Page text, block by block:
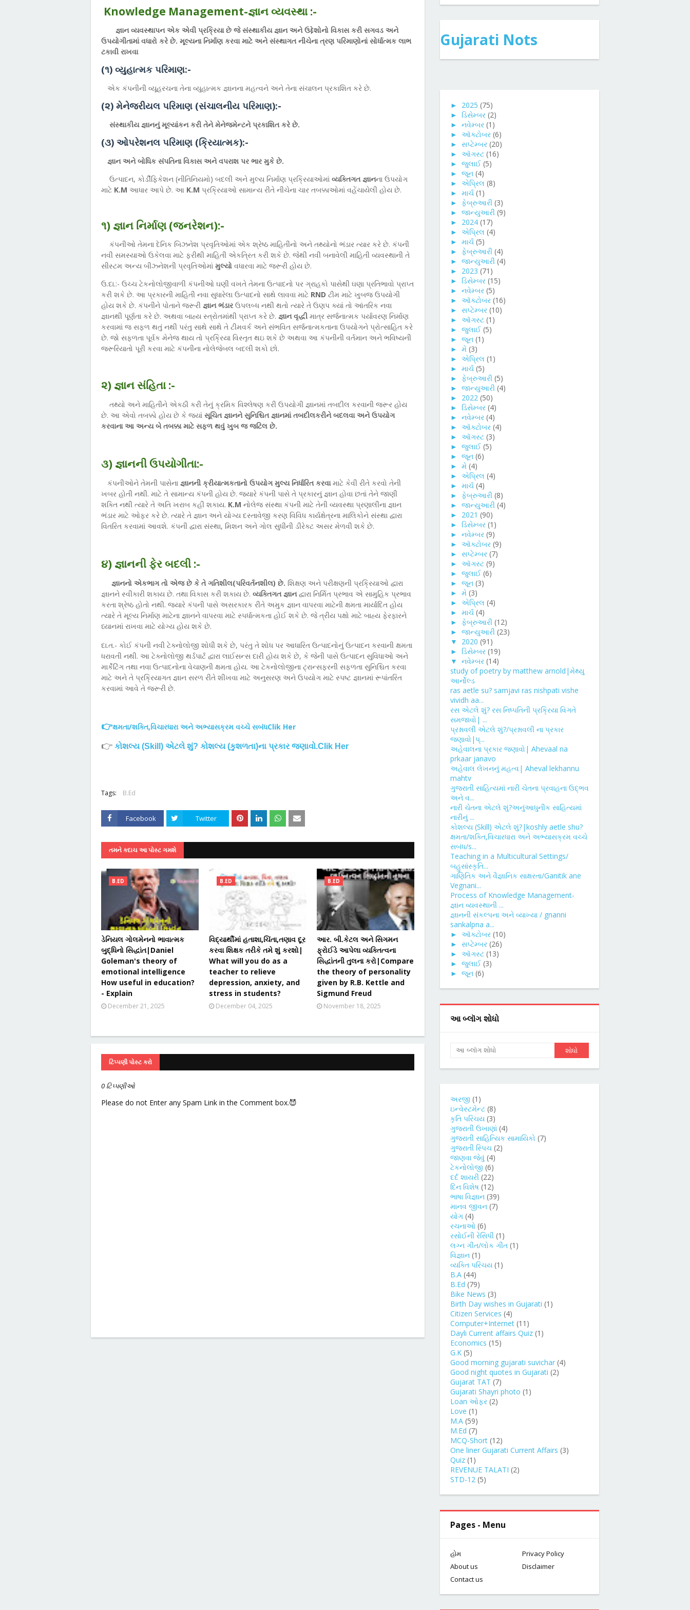
Knowledge Management-જ્ઞાન વ્યવસ્થા :-
જ્ઞાન વ્યવસ્થાપન એક એવી પ્રક્રિયા છે જે સંસ્થાકીય જ્ઞાન અને ઉદ્દેશોનો વિકાસ કરી સગવડ અને
ઉપયોગીતામાં વધારો કરે છે. મૂલ્યના નિર્માણ કરવા માટે અને સંસ્થાગત નીચેના ત્રણ પરિમાણોનાં સોર્ધાત્મક લાભ
ટકાવી રાખવા
(૧) વ્યુહાત્મક પરિમાણ:-
એક કંપનીની વ્યૂહરચના તેના વ્યુહાત્મક જ્ઞાનના મહત્વને અને તેના સંચાલન પ્રકાશિત કરે છે.
(૨) મેનેજરીયલ પરિમાણ (સંચાલનીય પરિમાણ):-
સંસ્થાકીય જ્ઞાનનું મૂલ્યાંકન કરી તેને મેનેજમેન્ટને પ્રકાશિત કરે છે.
(૩) ઓપરેશનલ પરિમાણ (ક્રિયાત્મક):-
જ્ઞાન અને બોધિક સંપતિના વિકાસ અને વપરાશ પર ભાર મુકે છે.
ઉત્પાદન, કોર્ડીફિકેશન (નીતિનિયમો) બદલી અને મુલ્ય નિર્માણ પ્રક્રિયાઓમાં વ્યક્તિગત જ્ઞાનના ઉપયોગ
માટે K.M આધાર આપે છે. આ K.M પ્રક્રિયાઓ સામાન્ય રીતે નીચેના ચાર તબક્કાઓમાં વહેંચાયેલી હોય છે.
૧) જ્ઞાન નિર્માણ (જનરેશન):-
કંપનીઓ તેમના દેનિક બિઝનેશ પ્રવૃતિઓમાં એક શ્રેષ્ઠ માહિતીનો અને તથ્યોનો ભંડાર ત્યાર કરે છે. કંપની
નવી સમસ્યાઓ ઉકેલવા માટે ફરીથી માહિતી એકત્રિત કરી શકે છે. જેથી નવી બનાવેલી માહિતી વ્યવસ્થાની તે
સીસ્ટમ અન્ય બીઝ્નેશની પ્રવૃતિઓમાં મુલ્યો વધારવા માટે જરૂરી હોય છે.
ઉ.દા.:- ઉચ્ચ ટેકનોલોજીવાળી કંપનીઓ ઘણી વખતે તેમના ઉત્પાદનો પર ગ્રાહકો પાસેથી ઘણા પ્રતિભાવો પ્રાપ્ત
કરી શકે છે. આ પ્રકારની માહિતી નવા સુધારેલા ઉત્પાદનો સાથે લાવવા માટે RND ટીમ માટે ખુબજ ઉપયોગી
હોય શકે છે. કંપનીને પોતાને જરૂરી જ્ઞાન ભંડાર ઉપલબ્ધ નથી થતો ત્યારે તે ઉણપ ક્યાં તો આંતરિક નવા
જ્ઞાનથી પૂર્ણતા કરે છે. અથવા બાહ્ય સ્ત્રોતમાંથી પ્રાપ્ત કરે છે. જ્ઞાન વૃદ્ધી માત્ર સર્જનાત્મક પર્યાવરણ નિર્માણ
કરવામાં જ સફળ થતું નથી પરંતુ સાથે સાથે તે ટીમવર્ક અને સંભવિત સર્જનાત્મકતાના ઉપયોગને પ્રોત્સાહિત કરે
છે. જો સફળતા પૂર્વક મેનેજ થાય તો પ્રક્રિયા વિસ્તૃત થઇ શકે છે અથવા આ કંપનીની વર્તમાન અને ભવિષ્યની
જરૂરિયાતો પૂરી કરવા માટે કંપનીના નોલેજેબલ બદલી શકો છો.
૨) જ્ઞાન સંહિતા :-
તથ્યો અને માહિતીને એકઠી કરી તેનું ક્રમિક વિશ્લેષણ કરી ઉપયોગી જ્ઞાનમાં તબદીલ કરવાની જરૂર હોય
છે. આ એવો તબક્કો હોય છે કે જ્યાં સૂચિત જ્ઞાનને સુનિશ્ચિત જ્ઞાનમાં તબદીલકરીને બદલવા અને ઉપયોગ
કરવાના આ અન્ય બે તબક્કા માટે સફળ થવું ખુબ જ જટિલ છે.
૩) જ્ઞાનની ઉપયોગીતા:-
કંપનીઓને તેમની પાસેના જ્ઞાનની ક્રીયાત્મકતાનો ઉપયોગ મુલ્ય નિર્ધારિત કરવામાટે કેવી રીતે કરવો તેની
ખબર હોતી નથી. માટે તે સામાન્ય કંપની હોય છે. જ્યારે કંપની પાસે તે પ્રકારનું જ્ઞાન હોવા છતાં તેને જાણી
શક્તિ નથી ત્યારે તે અતિ ખરાબ કહી શકાય. K.M નોલેજ સંસ્થા કંપની માટે તેની વ્યવસ્થા પ્રણાલીના જ્ઞાન
ભંડાર માટે ઓફર કરે છે. ત્યારે તે જ્ઞાન અને યોગ્ય દસ્તાવેજી કરણ વિવિધ કાર્યક્ષેત્રના માલિકોને સંસ્થા દ્વારા
વિતરિત કરવામાં આવશે. કંપની દ્વારા સંસ્થા, મિશન અને ગોલ સુધીની ડીરેક્ટ અસર મેળવી શકે છે.
૪) જ્ઞાનની ફેર બદલી :-
જ્ઞાનનો એકભાગ તો એજ છે કે તે ગતિશીલ(પરિવર્તનશીલ) છે. શિક્ષણ અને પરીક્ષણની પ્રક્રિયાઓ દ્વારા
જ્ઞાનને સ્વીકારી શકાય છે. તથા વિકાસ કરી શકાય છે. વ્યક્તિગત જ્ઞાનદ્વારા નિર્મિત પ્રભાવ એ સામુહિક પ્રભાવ
કરતા શ્રેષ્ઠ હોતો નથી. જ્યારે કંપની પાસે અસરકારક રીતે અમુક જ્ઞાન વાપરવા માટેની ક્ષમતા માર્યાદિત હોય
ત્યારે તે મૂલ્ય નિર્માણ માટેના જ્ઞાનને વાપરવા માટે સ્પર્ધાત્મકતા હોઈ શકે છે. જે ત્રીય પક્ષો માટે બાહ્ય ફેરફારને
ધ્યાનમાં રાખવા માટે યોગ્ય હોય શકે છે.
દા.ત.- કોઈ કંપની નવી ટેક્નોલોજી શોધી શકે છે, પરંતુ તે શોધ પર આધારિત ઉત્પાદનોનું ઉત્પાદન કરવાની ક્ષમતા
ધરાવતી નથી. આ ટેક્નોલોજી થર્ડપાર્ટ દ્વારા લાઈસન્સ દારી હોય શકે છે, કે જેની પાસે ઉત્પાદન સુવિધાઓ અને
માર્કેટિંગ તથા નવા ઉત્પાદનોના વેચાણની ક્ષમતા હોય. આ ટેકનોલોજીના ટ્રાન્સફરની સફળતા સુનિશ્ચિત કરવા
માટે અને તે પ્રક્રિયાગત જ્ઞાન સરળ રીતે શીખવા માટે અનુસરણ અને ઉપયોગ માટે સ્પષ્ટ જ્ઞાનમાં રૂપાંતરિત
કરવામાં આવે તે જરૂરી છે.
👉ક્ષમતા/શક્તિ,વિચારધારા અને અભ્યાસક્રમ વચ્ચે સબંધClik Her
👉 કોશલ્ય (Skill) એટલે શું? કોશલ્ય (કુશળતા)ના પ્રકાર જણાવો.Clik Her
Tags: B.Ed
Facebook Twitter
તમને કદાચ આ પોસ્ટ ગમશે
B.ED
ડેનિયલ ગોલમેનનો ભાવાત્મક
બુદ્ધિનો સિદ્ધાંત|Daniel
Goleman's theory of
emotional intelligence
How useful in education?
- Explain
December 21, 2025
B.ED
વિદ્યાર્થીમાં હતાશા,ચિંતા,તણાવ દૂર
કરવા શિક્ષક તરીકે તમે શું કરશો|
What will you do as a
teacher to relieve
depression, anxiety, and
stress in students?
December 04, 2025
B.ED
આર. બી.કેટલ અને સિગમન
ફ્રોઈડે આપેલા વ્યક્તિત્વના
સિદ્ધાંતની તુલના કરો|Compare
the theory of personality
given by R.B. Kettle and
Sigmund Freud
November 18, 2025
ટિપ્પણી પોસ્ટ કરો
0 ટિપ્પણીઓ
Please do not Enter any Spam Link in the Comment box.😈
Gujarati Nots
► 2025 (75)
► ડિસેમ્બર (2)
► નવેમ્બર (1)
► ઑક્ટોબર (6)
► સપ્ટેમ્બર (20)
► ઑગસ્ટ (16)
► જુલાઈ (5)
► જૂન (4)
► એપ્રિલ (8)
► માર્ચ (1)
► ફેબ્રુઆરી (3)
► જાન્યુઆરી (9)
► 2024 (17)
► એપ્રિલ (4)
► માર્ચ (5)
► ફેબ્રુઆરી (4)
► જાન્યુઆરી (4)
► 2023 (71)
► ડિસેમ્બર (15)
► નવેમ્બર (5)
► ઑક્ટોબર (16)
► સપ્ટેમ્બર (10)
► ઑગસ્ટ (1)
► જુલાઈ (5)
► જૂન (1)
► મે (3)
► એપ્રિલ (1)
► માર્ચ (5)
► ફેબ્રુઆરી (5)
► જાન્યુઆરી (4)
► 2022 (50)
► ડિસેમ્બર (4)
► નવેમ્બર (4)
► ઑક્ટોબર (4)
► ઑગસ્ટ (3)
► જુલાઈ (5)
► જૂન (6)
► મે (4)
► એપ્રિલ (4)
► માર્ચ (4)
► ફેબ્રુઆરી (8)
► જાન્યુઆરી (4)
► 2021 (90)
► ડિસેમ્બર (1)
► નવેમ્બર (9)
► ઑક્ટોબર (9)
► સપ્ટેમ્બર (7)
► ઑગસ્ટ (9)
► જુલાઈ (6)
► જૂન (3)
► મે (3)
► એપ્રિલ (4)
► માર્ચ (4)
► ફેબ્રુઆરી (12)
► જાન્યુઆરી (23)
▼
2020 (91)
► ડિસેમ્બર (19)
▼ નવેમ્બર (14)
study of poetry by matthew arnold|મેથ્યુ
આર્નોલ્ડ
ras aetle su? samjavi ras nishpati vishe
vividh aa...
રસ એટલે શું? રસ નિષ્પતિની પ્રક્રિયા વિગતે
સમજાવો| ...
પ્રશ્નાવલી એટલે શું?/પ્રશ્નાવલી ના પ્રકાર
જણાવો|પ્...
અહેવાલના પ્રકાર જણાવો| Ahevaal na
prkaar janavo
અહેવાલ લેખનનું મહત્વ| Aheval lekhannu
mahtv
ગુજરાતી સાહિત્યમાં નારી ચેતના પ્રવાહના ઉદ્ભવ
અને વ...
નારી ચેતના એટલે શું?અનુંઆધુનીક સાહિત્યમાં
નારીનું ...
કોશલ્ય (Skill) એટલે શું?|koshly aetle shu?
ક્ષમતા/શક્તિ,વિચારધારા અને અભ્યાસક્રમ વચ્ચે
સબંધ/s...
Teaching in a Multicultural Settings/
બહુસાંસ્કૃતિ...
ગાણિતિક અને વૈજ્ઞાનિક સાક્ષરતા/Ganitik ane
Vegnani...
Process of Knowledge Management-
જ્ઞાન વ્યવસ્થાની ...
જ્ઞાનની સંકલ્પના અને વ્યાખ્યા / gnanni
sankalpna a...
► ઑક્ટોબર (10)
► સપ્ટેમ્બર (26)
► ઑગસ્ટ (13)
► જુલાઈ (3)
► જૂન (6)
આ બ્લૉગ શોધો
અરજી (1)
ઇન્વેસ્ટમેન્ટ (8)
કૃતિ પરિચય (3)
ગુજરાતી ઉખાણાં (4)
ગુજરાતી સાહિત્યિક સામાયિકો (7)
ગુજરાતી સ્પિચ (2)
જાણવા જેવું (4)
ટેકનોલોજી (6)
દર્દ શાયરી (22)
દિન વિશેષ (12)
ભાષા વિજ્ઞાન (39)
માનવ જીવન (7)
યોગ (4)
રચનાઓ (6)
રસોઈની રેસિપી (1)
લગ્ન ગીત/લોક ગીત (1)
વિજ્ઞાન (1)
વ્યક્તિ પરિચય (1)
B.A (44)
B.Ed (79)
Bike News (3)
Birth Day wishes in Gujarati (1)
Citizen Services (4)
Computer+Internet (11)
Dayli Current affairs Quiz (1)
Economics (15)
G.K (5)
Good morning gujarati suvichar (4)
Good night quotes in Gujarati (2)
Gujarat TAT (7)
Gujarati Shayri photo (1)
Loan ઓફર (2)
Love (1)
M.A (59)
M.Ed (7)
MCQ-Short (12)
One liner Gujarati Current Affairs (3)
Quiz (1)
REVENUE TALATI (2)
STD-12 (5)
Pages - Menu
હોમ
Privacy Policy
About us
Disclaimer
Contact us